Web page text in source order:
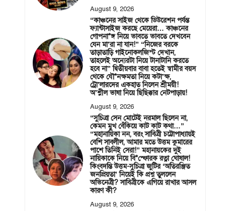
August 9, 2026
“কাঞ্চনের সাইজ থেকে ডিউরেশন পর্যন্ত
ফ্যান্টাসাইজ করছে মেয়েরা… কাঞ্চনের
গোপনা*ঙ্গ নিয়ে ভাবতে ভাবতে দেখবেন
যেন মা’রা না যান!” “নিজের বরকে
তাড়াতাড়ি গাইনোকলজিস্ট দেখান,
তাহলেই অন্যেরটা নিয়ে টানাটানি করতে
হবে না” দ্বিতীয়বার বাবা হতেই স্বামীর বয়স
থেকে যৌ*নক্ষমতা নিয়ে কটা’ক্ষ,
ট্রো’লারদের একহাত নিলেন শ্রীময়ী!
অ’শ্লীল ভাষা নিয়ে ছিছিক্কার নেটপাড়ায়!
August 9, 2026
“সুচিত্রা সেন মোটেই নরমাল ছিলেন না,
কেমন মুখ বেঁকিয়ে কাট কাট কথা…”
“মহানায়িকা নন, বরং সাবিত্রী চট্টোপাধ্যায়ই
বেশি সাবলীল, আমার মতে উত্তম কুমারের
পাশে তিনিই সেরা!” মহানায়কের দুই
নায়িকাকে নিয়ে বি*স্ফোরক রত্না ঘোষাল!
কিংবদন্তি উত্তম-সুচিত্রা জুটির ‘অতিরঞ্জিত
জনপ্রিয়তা’ নিয়েই কি প্রশ্ন তুললেন
অভিনেত্রী? সাবিত্রীকে এগিয়ে রাখার আসল
কারণ কী?
August 9, 2026